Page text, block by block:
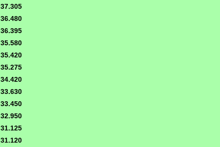
37.305
36.480
36.395
35.580
35.420
35.275
34.420
33.630
33.450
32.950
31.125
31.120